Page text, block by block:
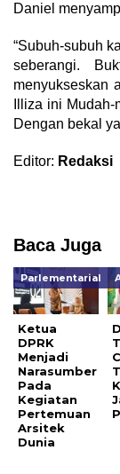
Daniel
“Subuh-subuh
seberangi.
menyukseskan
Illiza ini
Dengan bekal
Editor: Redaksi
Baca Juga
Parlementarial
Ketua
DPRK
Menjadi
Narasumber
Pada
Kegiatan
Pertemuan
Arsitek
Dunia